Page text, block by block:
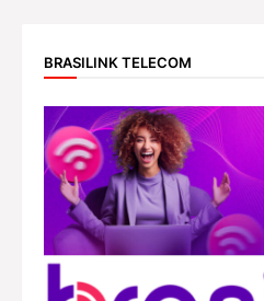
BRASILINK TELECOM